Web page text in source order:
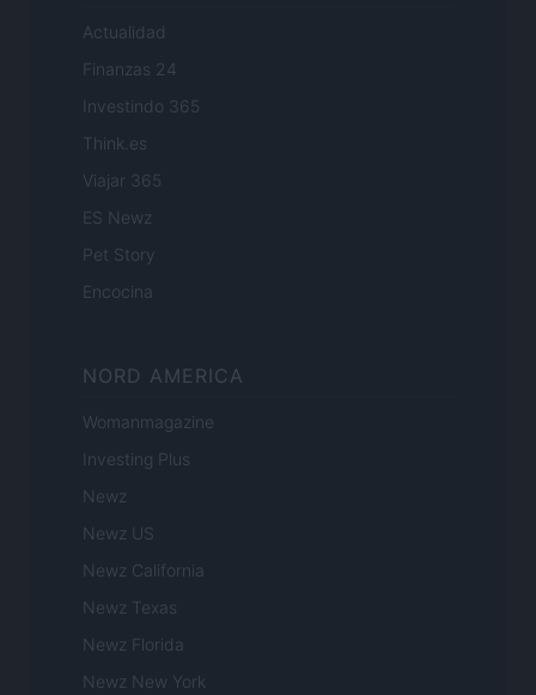
Actualidad
Finanzas 24
Investindo 365
Think.es
Viajar 365
ES Newz
Pet Story
Encocina
NORD AMERICA
Womanmagazine
Investing Plus
Newz
Newz US
Newz California
Newz Texas
Newz Florida
Newz New York